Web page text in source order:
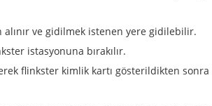
ve gidilmek istenen yere gidilebilir.
istasyonuna bırakılır.
flinkster kimlik kartı gösterildikten sonra